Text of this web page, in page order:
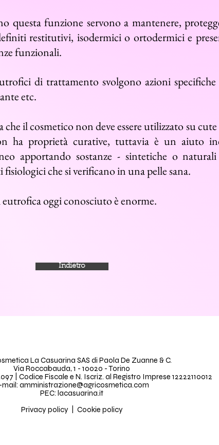
questa funzione servono a mantenere,
restitutivi, isodermici o ortodermici e
funzionali.
di trattamento svolgono azioni
etc.
il cosmetico non deve essere utilizzato su cute
ha proprietà curative, tuttavia è un aiuto
apportando sostanze - sintetiche o
che si verificano in una pelle sana.
oggi conosciuto è enorme.
Indietro
La Casuarina SAS di Paola De Zuanne & C.
Via Roccabauda, 1 - 10020 - Torino
| Codice Fiscale e N. Iscriz. al Registro Imprese 12222110012
mail: amministrazione@agricosmetica.com
PEC: lacasuarina.it
Privacy policy| Cookie policy